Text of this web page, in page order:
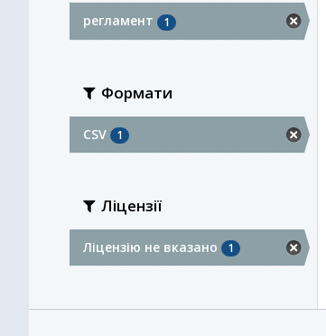
регламент 1
Формати
CSV 1
Ліцензії
Ліцензію не вказано 1